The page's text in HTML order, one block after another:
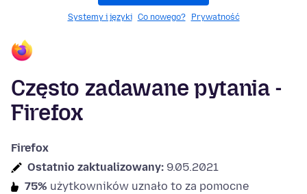
Systemy i języki Co nowego? Prywatność
Często zadawane pytania -
Firefox
Firefox
Ostatnio zaktualizowany: 9.05.2021
75% użytkowników uznało to za pomocne